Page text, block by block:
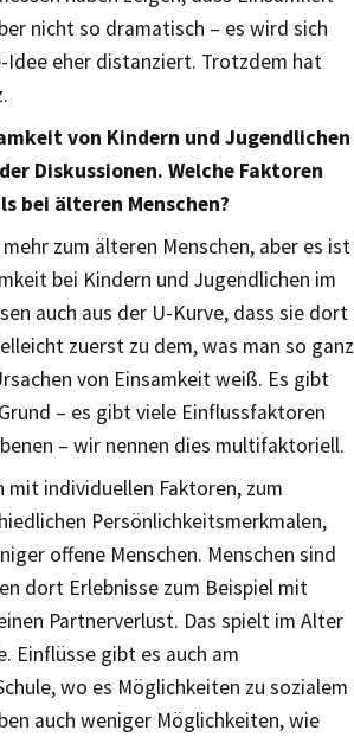
nicht so dramatisch – es wird sich
Idee eher distanziert. Trotzdem hat
von Kindern und Jugendlichen
Diskussionen. Welche Faktoren
bei älteren Menschen?
zum älteren Menschen, aber es ist
bei Kindern und Jugendlichen im
auch aus der U-Kurve, dass sie dort
zuerst zu dem, was man so ganz
von Einsamkeit weiß. Es gibt
– es gibt viele Einflussfaktoren
– wir nennen dies multifaktoriell.
mit individuellen Faktoren, zum
Persönlichkeitsmerkmalen,
offene Menschen. Menschen sind
dort Erlebnisse zum Beispiel mit
Partnerverlust. Das spielt im Alter
Einflüsse gibt es auch am
wo es Möglichkeiten zu sozialem
auch weniger Möglichkeiten, wie